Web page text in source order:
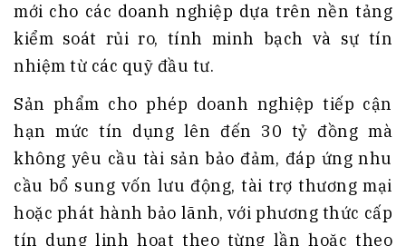
mới cho các doanh nghiệp dựa trên nền tảng
kiểm soát rủi ro, tính minh bạch và sự tín
nhiệm từ các quỹ đầu tư.
Sản phẩm cho phép doanh nghiệp tiếp cận
hạn mức tín dụng lên đến 30 tỷ đồng mà
không yêu cầu tài sản bảo đảm, đáp ứng nhu
cầu bổ sung vốn lưu động, tài trợ thương mại
hoặc phát hành bảo lãnh, với phương thức cấp
tín dụng linh hoạt theo từng lần hoặc theo